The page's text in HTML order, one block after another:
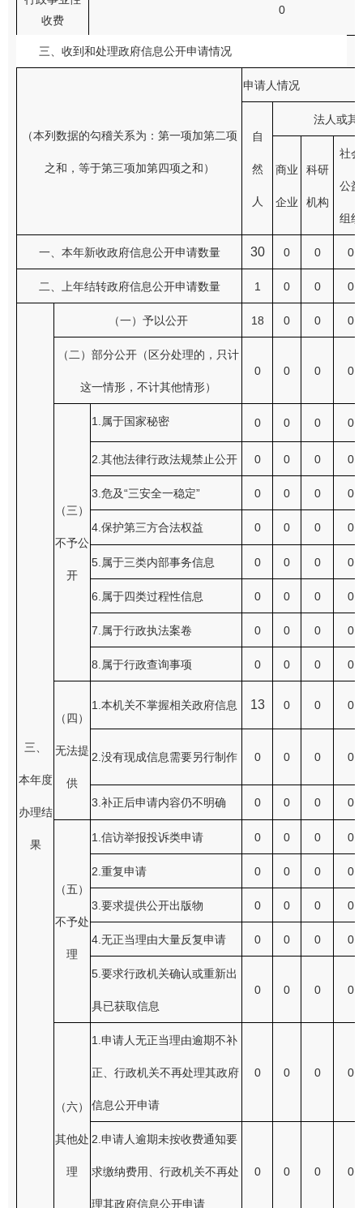
收费
0
三、收到和处理政府信息公开申请情况
（本列数据的勾稽关系为：第一项加第二项
之和，等于第三项加第四项之和）
申请人情况
自
然
人
法人或其
商业
企业
科研
机构
社会
公益
组织
一、本年新收政府信息公开申请数量 30 0 0 0
二、上年结转政府信息公开申请数量 1 0 0 0
三、
本年度
办理结
果
（一）予以公开 18 0 0 0
（二）部分公开（区分处理的，只计
这一情形，不计其他情形）
0 0 0 0
（三）
不予公
开
1.属于国家秘密 0 0 0 0
2.其他法律行政法规禁止公开 0 0 0 0
3.危及“三安全一稳定” 0 0 0 0
4.保护第三方合法权益 0 0 0 0
5.属于三类内部事务信息 0 0 0 0
6.属于四类过程性信息 0 0 0 0
7.属于行政执法案卷 0 0 0 0
8.属于行政查询事项 0 0 0 0
（四）
无法提
供
1.本机关不掌握相关政府信息 13 0 0 0
2.没有现成信息需要另行制作 0 0 0 0
3.补正后申请内容仍不明确 0 0 0 0
（五）
不予处
理
1.信访举报投诉类申请 0 0 0 0
2.重复申请 0 0 0 0
3.要求提供公开出版物 0 0 0 0
4.无正当理由大量反复申请 0 0 0 0
5.要求行政机关确认或重新出
具已获取信息
0 0 0 0
（六）
其他处
理
1.申请人无正当理由逾期不补
正、行政机关不再处理其政府
信息公开申请
0 0 0 0
2.申请人逾期未按收费通知要
求缴纳费用、行政机关不再处
理其政府信息公开申请
0 0 0 0